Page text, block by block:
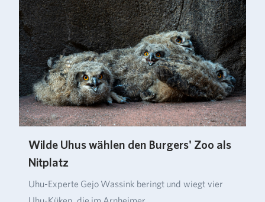
Wilde Uhus wählen den Burgers' Zoo als
Nitplatz
Uhu-Experte Gejo Wassink beringt und wiegt vier